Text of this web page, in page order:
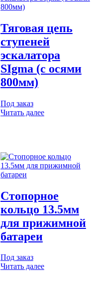
Тяговая цепь
ступеней
эскалатора
SIgma (с осями
800мм)
Под заказ
Читать далее
Стопорное
кольцо 13.5мм
для прижимной
батареи
Под заказ
Читать далее